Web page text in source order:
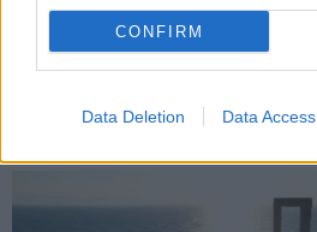
CONFIRM
Data Deletion Data Access